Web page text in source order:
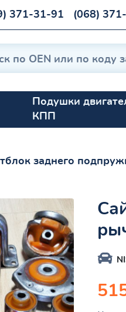
371-31-91 (068)
Подушки
КПП
заднего